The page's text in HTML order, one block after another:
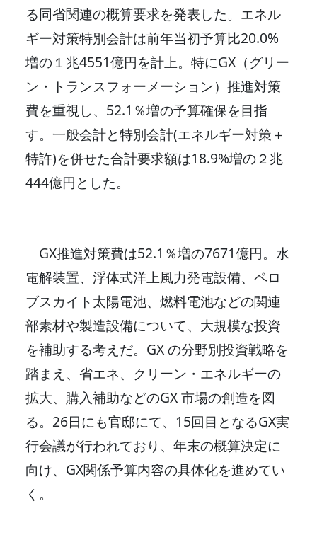
る同省関連の概算要求を発表した。エネル
ギー対策特別会計は前年当初予算比20.0%
増の１兆4551億円を計上。特にGX（グリー
ン・トランスフォーメーション）推進対策
費を重視し、52.1％増の予算確保を目指
す。一般会計と特別会計(エネルギー対策＋
特許)を併せた合計要求額は18.9%増の２兆
444億円とした。
GX推進対策費は52.1％増の7671億円。水
電解装置、浮体式洋上風力発電設備、ペロ
ブスカイト太陽電池、燃料電池などの関連
部素材や製造設備について、大規模な投資
を補助する考えだ。GX の分野別投資戦略を
踏まえ、省エネ、クリーン・エネルギーの
拡大、購入補助などのGX 市場の創造を図
る。26日にも官邸にて、15回目となるGX実
行会議が行われており、年末の概算決定に
向け、GX関係予算内容の具体化を進めてい
く。